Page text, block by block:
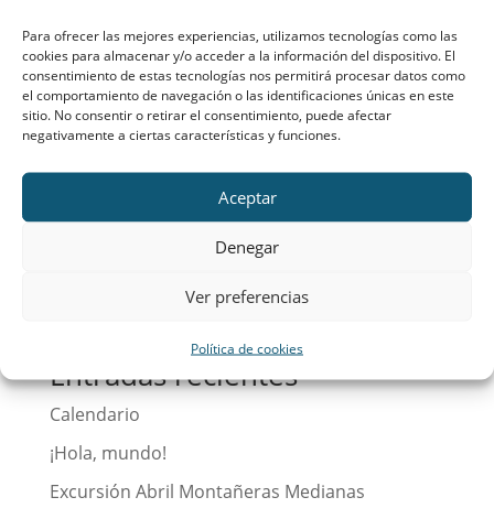
Para ofrecer las mejores experiencias, utilizamos tecnologías como las
cookies para almacenar y/o acceder a la información del dispositivo. El
consentimiento de estas tecnologías nos permitirá procesar datos como
el comportamiento de navegación o las identificaciones únicas en este
sitio. No consentir o retirar el consentimiento, puede afectar
negativamente a ciertas características y funciones.
Aceptar
Denegar
Ver preferencias
Política de cookies
Como se prometió hace tiempo, y procurando
ser hombres y mujeres de palabra, hemos
hecho una foto de los miembros de la Junta
(Est. Art. 22º) para que podamos poner cara a
Clara Álvarez C.S. (Delegada), Almudena
Alonso...
Entradas recientes
Calendario
¡Hola, mundo!
Excursión Abril Montañeras Medianas